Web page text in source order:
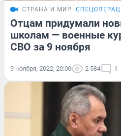
СТРАНА И МИР
Отцам придумали
школам — военные
СВО за 9 ноября
9 ноября, 2022, 20:00 2 584 1